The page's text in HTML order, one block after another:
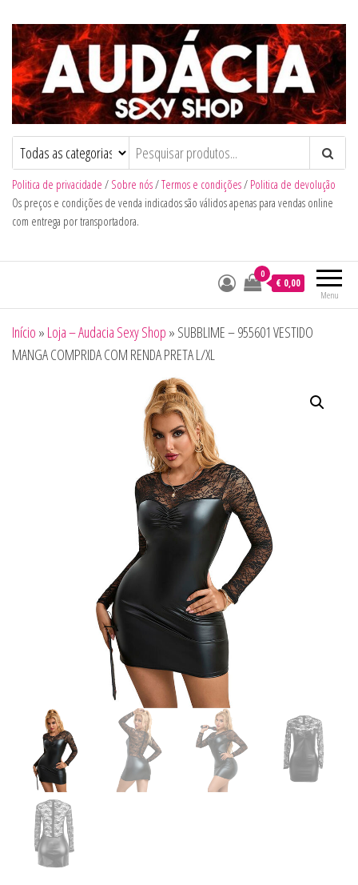
Audacia Sexy Shop
Politica de privacidade / Sobre nós/Termos e condições/ Politica de devolução
Os preços e condições de venda indicados são válidos apenas para vendas online
com entrega por transportadora.
Menu
0
€ 0,00
Início » Loja – Audacia Sexy Shop » SUBBLIME – 955601 VESTIDO
MANGA COMPRIDA COM RENDA PRETA L/XL